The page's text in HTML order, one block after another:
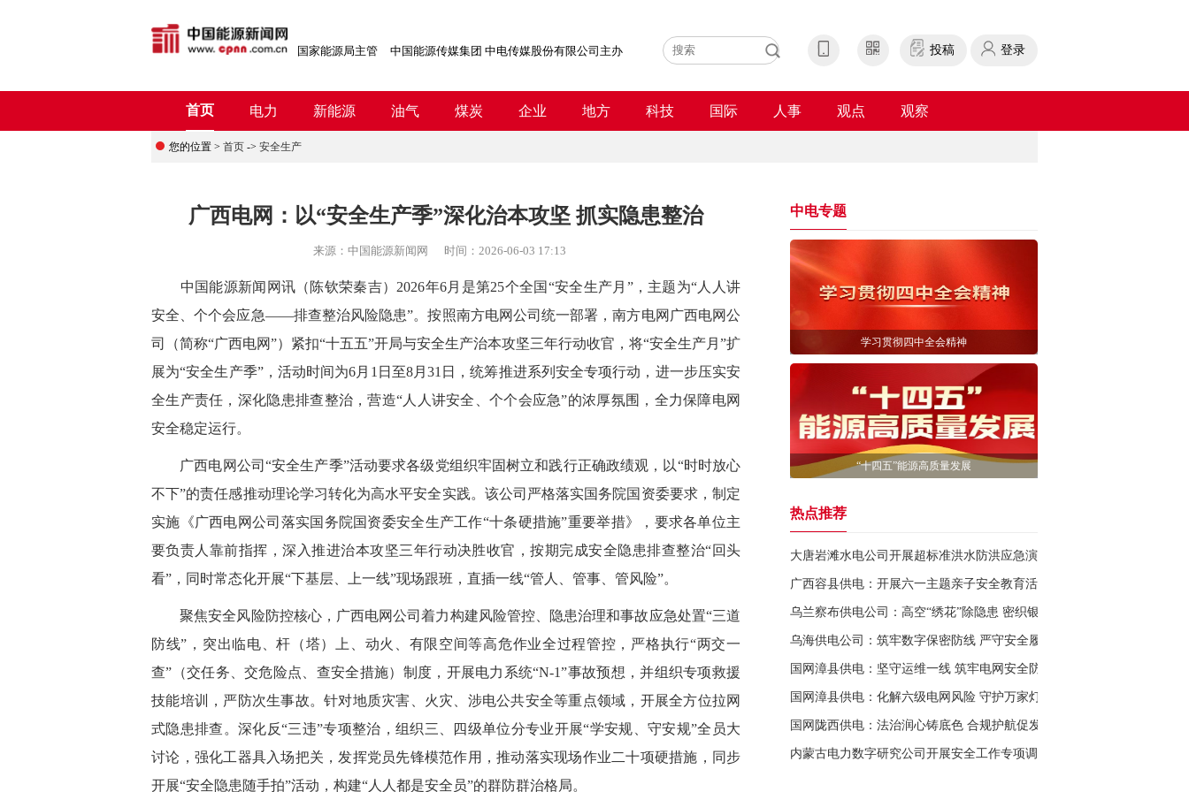
国家能源局主管 中国能源传媒集团 中电传媒股份有限公司主办 投稿 登录
首页 电力 新能源 油气 煤炭 企业 地方 科技 国际 人事 观点 观察
您的位置 > 首页 -> 安全生产
广西电网：以“安全生产季”深化治本攻坚 抓实隐患整治
来源： 中国能源新闻网 时间： 2026-06-03 17:13
中国能源新闻网讯 （陈钦荣秦吉） 2026年6月是第25个全国 “安全生产月 ”，主题为“ 人人讲
安全、个个会应急——排查整治风险隐患”。按照南方电网公司统一部署，南方电网广西电网公
司（简称“广西电网”）紧扣“十五五”开局与安全生产治本攻坚三年行动收官，将“安全生产月”扩
展为“安全生产季”，活动时间为6月 1 日至8月31 日，统筹推进系列安全专项行动，进一步压实安
全生产责任，深化隐患排查整治，营造“人人讲安全、个个会应急”的浓厚氛围，全力保障电网
安全稳定运行。
广西电网公司 “安全生产季”活动要求各级党组织牢固树立和践行正确政绩观，以“时时放心
不下”的责任感推动理论学习转化为高水平安全实践。该公司严格落实国务院国资委要求，制定
实施《广西电网公司落实国务院国资委安全生产工作“十条硬措施”重要举措》，要求各单位主
要负责人靠前指挥，深入推进治本攻坚三年行动决胜收官，按期完成安全隐患排查整治“回头
看”，同时常态化开展“下基层、上一线”现场跟班，直插一线“管人、管事、管风险”。
聚焦安全风险防控核心，广西电网公司着力构建风险管控、隐患治理和事故应急处置“三道
防线” ， 突出临电、杆（塔）上、动火、有限空间等高危作业全过程管控 ，严格执行“两交一
查”（交任务、交危险点 查安全措施） 制度，开展电力系统“N-1”事故预想 ，并组织专项救援
技能培训， 严防次生事故。 针对地质灾害、火灾、涉电公共安全等重点领域，开展全方位拉网
式隐患排查。 深化反“三违”专项整治 ，组织三、四级单位分专业开展“学安规、守安规”全员大
讨论，强化工器具入场把关， 发挥党员先锋模范作用， 推动落实现场作业二十项硬措施， 同步
开展“安全隐患随手拍”活动 ， 构建“ 人人都是安全员”的群防群治格局。
中电专题
学习贯彻四中全会精神
“十四五”能源高质量发展
热点推荐
大唐岩滩水电公司开展超标准洪水防洪应急演练
广西容县供电：开展六一主题亲子安全教育活动
乌兰察布供电公司：高空“绣花”除隐患 密织银线防护网
乌海供电公司：筑牢数字保密防线 严守安全履职底线
国网漳县供电：坚守运维一线 筑牢电网安全防线
国网漳县供电：化解六级电网风险 守护万家灯火无忧
国网陇西供电：法治润心铸底色 合规护航促发展
内蒙古电力数字研究公司开展安全工作专项调研